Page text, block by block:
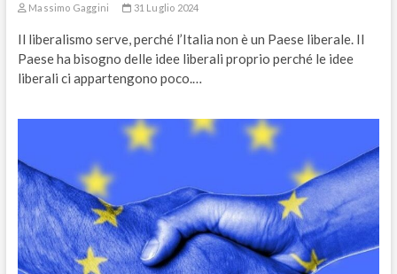
Massimo Gaggini 31 Luglio 2024
Il liberalismo serve, perché l’Italia non è un Paese liberale. Il
Paese ha bisogno delle idee liberali proprio perché le idee
liberali ci appartengono poco.…